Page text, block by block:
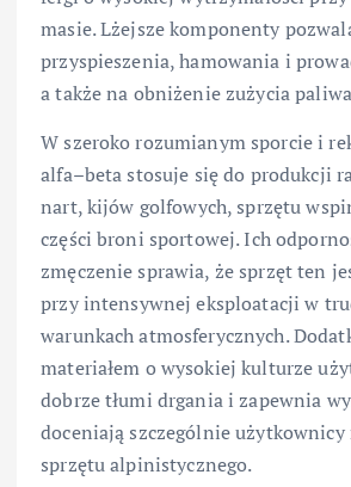
masie. Lżejsze komponenty
przyspieszenia, hamowania i
a także na obniżenie zużycia
W szeroko rozumianym sporcie i
alfa–beta stosuje się do produkcji
nart, kijów golfowych, sprzętu
części broni sportowej. Ich
zmęczenie sprawia, że sprzęt ten
przy intensywnej eksploatacji w
warunkach atmosferycznych.
materiałem o wysokiej kulturze
dobrze tłumi drgania i zapewnia
doceniają szczególnie
sprzętu alpinistycznego.